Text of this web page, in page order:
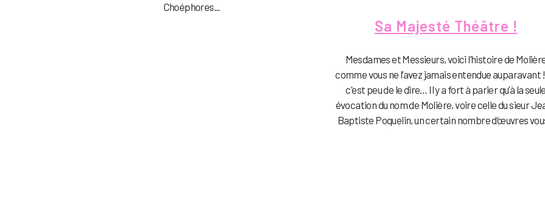
Choéphores...
Sa Majesté Théâtre !
Mesdames et Messieurs, voici l’histoire de
comme vous ne l’avez jamais entendue auparavant
c'est peu de le dire… Il y a fort à parier qu’à la
évocation du nom de Molière, voire celle du sieur
Baptiste Poquelin, un certain nombre d’œuvres